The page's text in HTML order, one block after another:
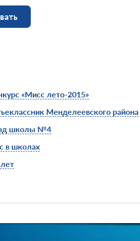
«Мисс лето-2015»
Менделеевского района
школы №4
в школах